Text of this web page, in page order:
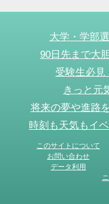
大学・学部
90日先まで大
受験生必見
きっと元
将来の夢や進路
時刻も天気もイ
このサイトについて
お問い合わせ
データ利用